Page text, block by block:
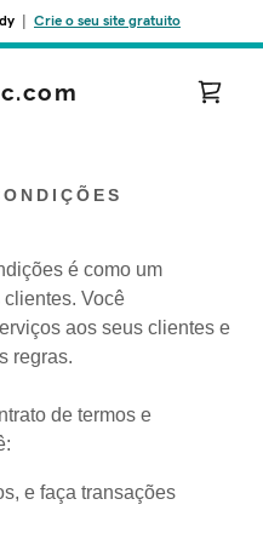
Crie o seu site gratuito
é como um
Você
aos seus clientes e
regras.
de termos e
e faça transações